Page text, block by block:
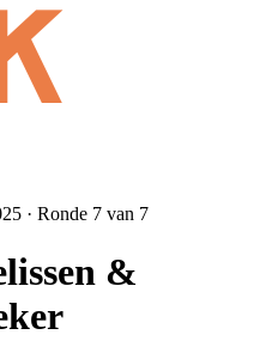
· Ronde 7 van 7
&